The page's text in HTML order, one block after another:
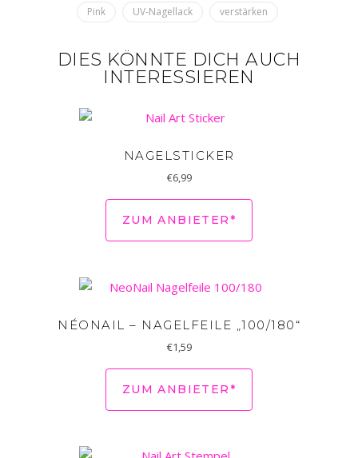
Pink
UV-Nagellack verstärken
DIES KÖNNTE DICH AUCH
INTERESSIEREN
NAGELSTICKER
€6,99
ZUM ANBIETER*
NÉONAIL – NAGELFEILE „100/180“
€1,59
ZUM ANBIETER*